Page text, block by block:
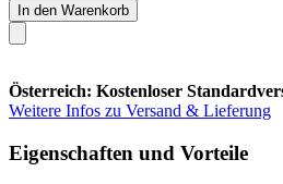
In den Warenkorb
Österreich: Kostenloser
Weitere Infos zu Versand & Lieferung
Eigenschaften und Vorteile